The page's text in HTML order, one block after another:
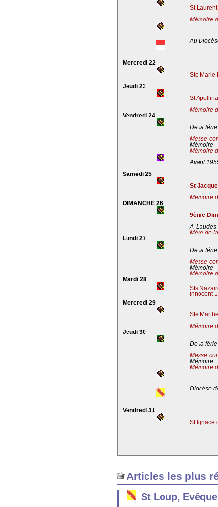
St
Mémoire
Au
Mercredi 22
Ste Marie
Jeudi 23
St
Mémoire
Vendredi 24
De la férie
Messe
Mémoire
Mémoire
Avant
Samedi 25
St
Mémoire
DIMANCHE 26
9ème
A
Mère de
Lundi 27
De la férie
Messe
Mémoire
Mémoire
Mardi 28
Sts
Innocent
Mercredi 29
Ste
Mémoire
Jeudi 30
De la férie
Messe
Mémoire
Mémoire
Diocèse
Vendredi 31
St Ignace
Articles les plus
St Loup,